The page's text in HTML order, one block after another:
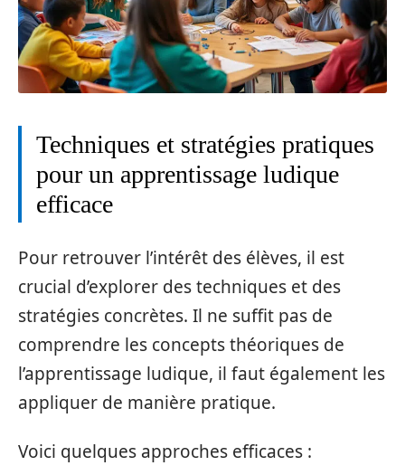
Techniques et stratégies pratiques
pour un apprentissage ludique
efficace
Pour retrouver l’intérêt des élèves, il est
crucial d’explorer des techniques et des
stratégies concrètes. Il ne suffit pas de
comprendre les concepts théoriques de
l’apprentissage ludique, il faut également les
appliquer de manière pratique.
Voici quelques approches efficaces :